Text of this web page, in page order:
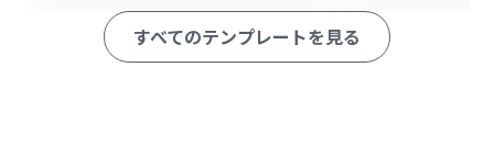
ーの予定情報からどの値（ゲストのメールアドレスな
ど）を検索キーとして使用するかを任意で設定してくだ
さい。
すべてのテンプレートを見る